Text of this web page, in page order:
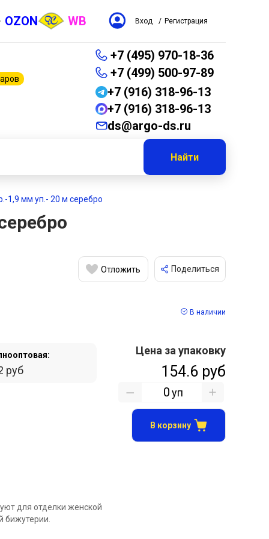
OZON WB Вход / Регистрация
+7 (495) 970-18-36
+7 (499) 500-97-89
+7 (916) 318-96-13
+7 (916) 318-96-13
ds@argo-ds.ru
Найти
1,9 мм уп.- 20 м серебро
Отложить Поделиться
В наличии
руб
для отделки женской
бижутерии.
Цена за упаковку
154.6 руб
уп
В корзину